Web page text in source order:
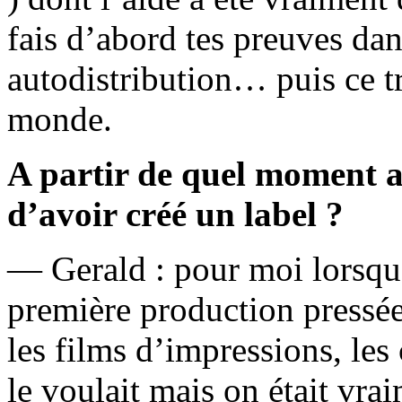
fais d’abord tes preuves
autodistribution… puis ce
monde.
A partir de quel moment
d’avoir créé un label ?
— Gerald : pour moi
première production
les films d’impressions,
le voulait mais on était